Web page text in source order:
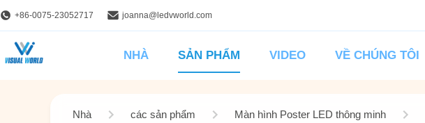
+86-0075-23052717 joanna@ledvworld.com
NHÀ SẢN PHẨM VIDEO VỀ CHÚNG TÔI
Nhà các sản phẩm Màn hình Poster LED thông minh